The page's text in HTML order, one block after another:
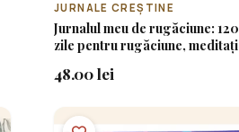
JURNALE CREȘTINE
Jurnalul meu de rugăciune:
zile pentru rugăciune,
48.00 lei